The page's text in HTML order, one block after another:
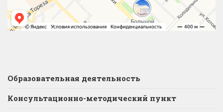
Образовательная деятельность
Консультационно-методический пункт